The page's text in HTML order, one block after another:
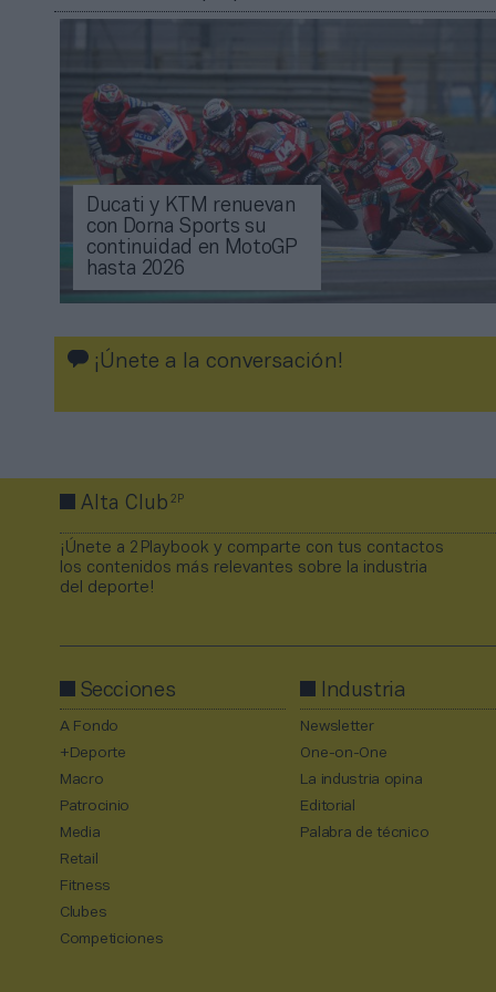
Ducati y KTM renuevan
con Dorna Sports su
continuidad en MotoGP
hasta 2026
¡Únete a la conversación!
Alta Club2P
¡Únete a 2Playbook y comparte con tus contactos
los contenidos más relevantes sobre la industria
del deporte!
Secciones
A Fondo
+Deporte
Macro
Patrocinio
Media
Retail
Fitness
Clubes
Competiciones
Industria
Newsletter
One-on-One
La industria opina
Editorial
Palabra de técnico